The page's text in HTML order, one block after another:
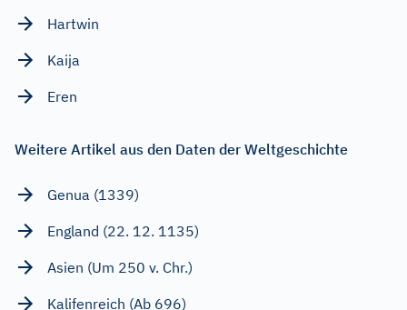
Hartwin
Kaija
Eren
Weitere Artikel aus den Daten der Weltgeschichte
Genua (1339)
England (22. 12. 1135)
Asien (Um 250 v. Chr.)
Kalifenreich (Ab 696)